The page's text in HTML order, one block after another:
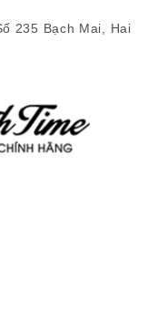
235 Bạch Mai, Hai